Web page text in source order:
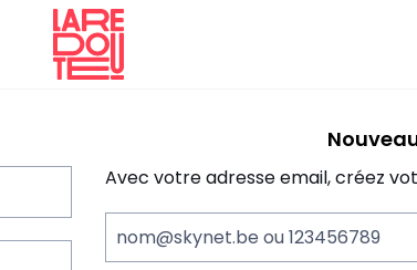
Avec votre adresse email, créez
nom@skynet.be ou 123456789